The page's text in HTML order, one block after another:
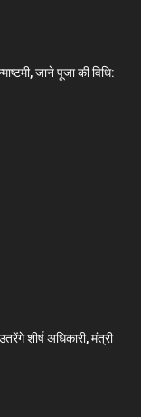
जाने पूजा की विधि:
शीर्ष अधिकारी, मंत्री